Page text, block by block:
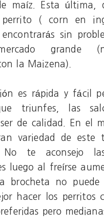
maíz. Esta última,
( corn en
sin
grande
la Maizena).
es rápida y fácil
triunfes, las
de calidad. En el
variedad de este
No te aconsejo
luego al freírse
brocheta no puede
hacer los perritos
pero